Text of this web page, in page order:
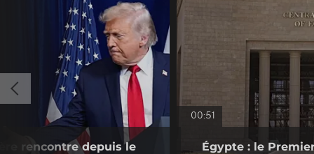
rencontre depuis le
00:51
Égypte : le